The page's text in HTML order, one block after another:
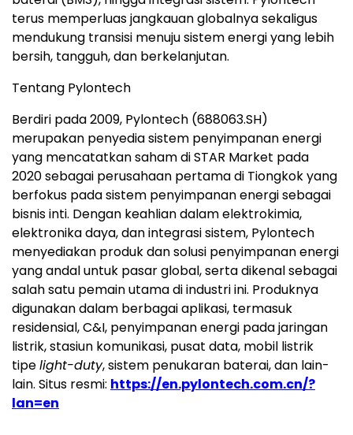
terus memperluas jangkauan globalnya sekaligus
mendukung transisi menuju sistem energi yang lebih
bersih, tangguh, dan berkelanjutan.
Tentang Pylontech
Berdiri pada 2009, Pylontech (688063.SH)
merupakan penyedia sistem penyimpanan energi
yang mencatatkan saham di STAR Market pada
2020 sebagai perusahaan pertama di Tiongkok yang
berfokus pada sistem penyimpanan energi sebagai
bisnis inti. Dengan keahlian dalam elektrokimia,
elektronika daya, dan integrasi sistem, Pylontech
menyediakan produk dan solusi penyimpanan energi
yang andal untuk pasar global, serta dikenal sebagai
salah satu pemain utama di industri ini. Produknya
digunakan dalam berbagai aplikasi, termasuk
residensial, C&I, penyimpanan energi pada jaringan
listrik, stasiun komunikasi, pusat data, mobil listrik
tipelight-duty, sistem penukaran baterai, dan lain-
lain. Situs resmi: https://en.pylontech.com.cn/?
lan=en